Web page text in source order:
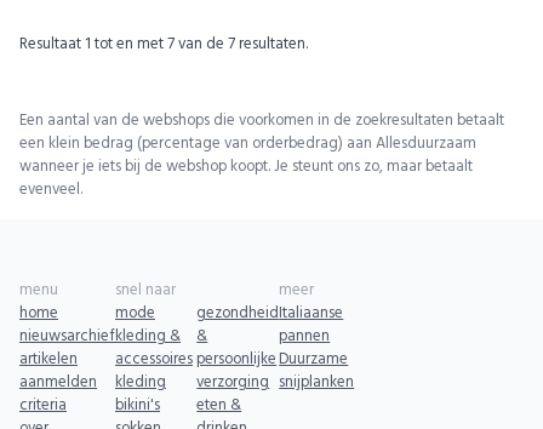
Resultaat 1tot en met7van de 7 resultaten.
Een aantal van de webshops die voorkomen in de zoekresultaten betaalt
een klein bedrag (percentage van orderbedrag) aan Allesduurzaam
wanneer je iets bij de webshop koopt. Je steunt ons zo, maar betaalt
evenveel.
menu
home
nieuwsarchief
artikelen
aanmelden
criteria
snel naar
mode
kleding &
accessoires
kleding
bikini's
gezondheid
&
persoonlijke
verzorging
eten &
meer
Italiaanse
pannen
Duurzame
snijplanken